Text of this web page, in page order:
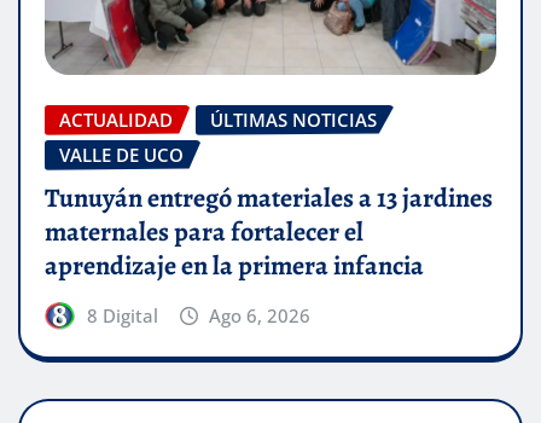
ACTUALIDAD
ÚLTIMAS NOTICIAS
VALLE DE UCO
Tunuyán entregó materiales a 13 jardines
maternales para fortalecer el
aprendizaje en la primera infancia
8 Digital Ago 6, 2026